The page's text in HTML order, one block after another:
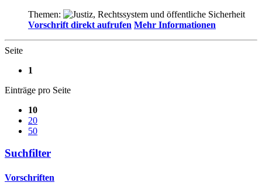
Themen:
Vorschrift direkt aufrufen Mehr Informationen
Seite
1
Einträge pro Seite
10
20
50
Suchfilter
Vorschriften